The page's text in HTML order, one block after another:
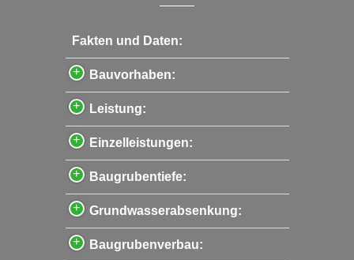
Fakten und Daten:
Bauvorhaben:
Leistung:
Einzelleistungen:
Baugrubentiefe:
Grundwasserabsenkung:
Baugrubenverbau: